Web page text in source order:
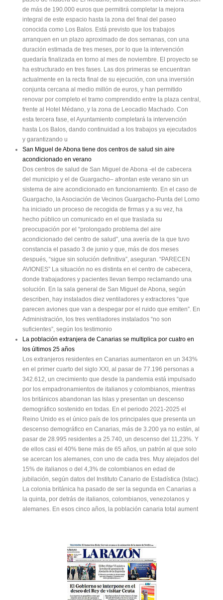
de más de 190.000 euros que permitirá completar la mejora
integral de este espacio hasta la zona del final del paseo
conocida como Los Balos. Está previsto que los trabajos
arranquen en un plazo aproximado de dos semanas, con una
duración estimada de tres meses, por lo que la intervención
quedaría finalizada en torno al mes de noviembre. El proyecto se
ha estructurado en tres fases. Las dos primeras se encuentran
actualmente en la recta final de su ejecución, con una inversión
conjunta cercana al medio millón de euros, y han permitido
renovar por completo el tramo comprendido entre la plaza central,
frente al Hotel Médano, y la zona de Leocadio Machado. Con
esta tercera fase, el Ayuntamiento completará la intervención
hasta Los Balos, dando continuidad a los trabajos ya ejecutados
y garantizando u
San Miguel de Abona tiene dos centros de salud sin aire
acondicionado en verano
Dos centros de salud de San Miguel de Abona -el de cabecera
del municipio y el de Guargacho– afrontan este verano sin un
sistema de aire acondicionado en funcionamiento. En el caso de
Guargacho, la Asociación de Vecinos Guargacho-Punta del Lomo
ha iniciado un proceso de recogida de firmas y a su vez, ha
hecho público un comunicado en el que traslada su
preocupación por el “prolongado problema del aire
acondicionado del centro de salud”, una avería de la que tuvo
constancia el pasado 3 de junio y que, más de dos meses
después, “sigue sin solución definitiva”, aseguran. “PARECEN
AVIONES” La situación no es distinta en el centro de cabecera,
donde trabajadores y pacientes llevan tiempo reclamando una
solución. En la sala general de San Miguel de Abona, según
describen, hay instalados diez ventiladores y extractores “que
parecen aviones que van a despegar por el ruido que emiten”. En
Administración, los tres ventiladores instalados “no son
suficientes”, según los testimonio
La población extranjera de Canarias se multiplica por cuatro en
los últimos 25 años
Los extranjeros residentes en Canarias aumentaron en un 343%
en el primer cuarto del siglo XXI, al pasar de 77.196 personas a
342.612, un crecimiento que desde la pandemia está impulsado
por los empadronamientos de italianos y colombianos, mientras
los británicos abandonan las Islas y presentan un descenso
demográfico sostenido en todas. En el periodo 2021-2025 el
Reino Unido es el único país de los principales que presenta un
descenso demográfico en Canarias, más de 3.200 ya no están, al
pasar de 28.995 residentes a 25.740, un descenso del 11,23%. Y
de ellos casi el 40% tiene más de 65 años, un patrón al que solo
se acercan los alemanes, con uno de cada tres. Muy alejados del
15% de italianos o del 4,3% de colombianos en edad de
jubilación, según datos del Instituto Canario de Estadística (Istac).
La colonia británica ha pasado de ser la segunda en Canarias a
la quinta, por detrás de italianos, colombianos, venezolanos y
alemanes. En esos cinco años, la población canaria total aument